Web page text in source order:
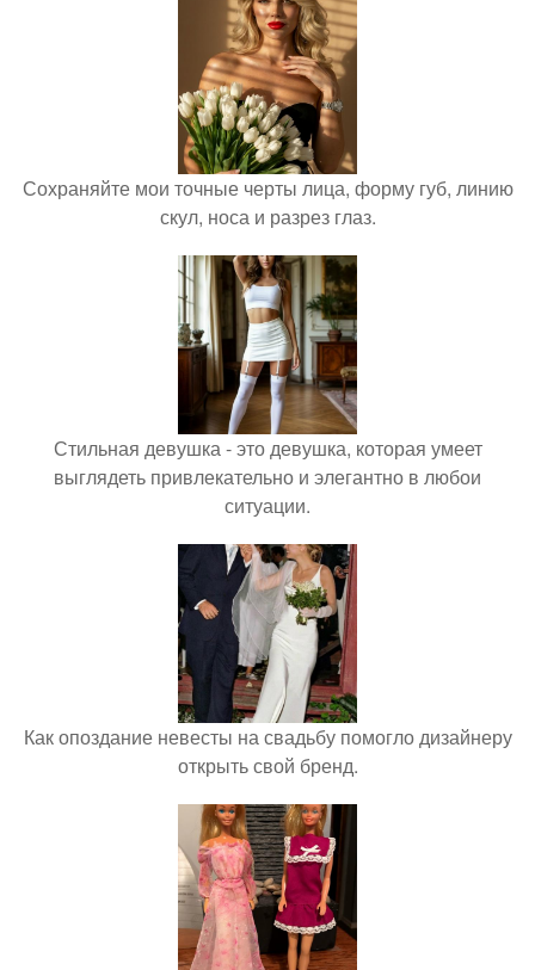
Сохраняйте мои точные черты лица, форму губ, линию
скул, носа и разрез глаз.
Стильная девушка - это девушка, которая умеет
выглядеть привлекательно и элегантно в любои
ситуации.
Как опоздание невесты на свадьбу помогло дизайнеру
открыть свой бренд.